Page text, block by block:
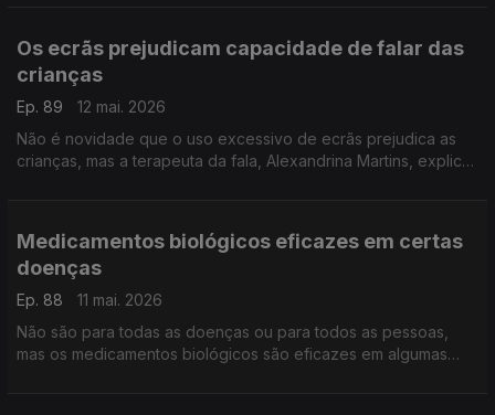
Os ecrãs prejudicam capacidade de falar das
crianças
Ep. 89
12 mai. 2026
Não é novidade que o uso excessivo de ecrãs prejudica as
crianças, mas a terapeuta da fala, Alexandrina Martins, explica
Medicamentos biológicos eficazes em certas
doenças
Ep. 88
11 mai. 2026
Não são para todas as doenças ou para todos as pessoas,
mas os medicamentos biológicos são eficazes em algumas